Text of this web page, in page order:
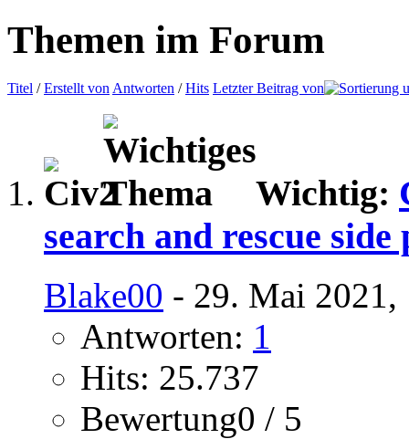
Themen im Forum
Titel /Erstellt von Antworten /Hits Letzter Beitrag von
Wichtig:
search and rescue
Blake00 - 29. Mai 2021,
Antworten: 1
Hits: 25.737
Bewertung0 / 5